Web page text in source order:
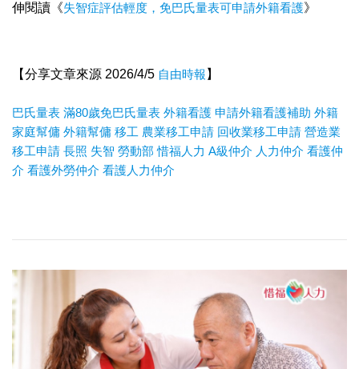
伸閱讀《失智症評估輕度，免巴氏量表可申請外籍看護》
【分享文章來源 2026/4/5 自由時報 】
巴氏量表 滿80歲免巴氏量表 外籍看護 申請外籍看護補助 外籍
家庭幫傭 外籍幫傭 移工 農業移工申請 回收業移工申請 營造業
移工申請 長照 失智 勞動部 惜福人力 A級仲介 人力仲介 看護仲
介 看護外勞仲介 看護人力仲介